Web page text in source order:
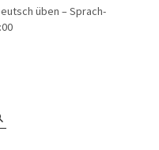
üben – Sprach-